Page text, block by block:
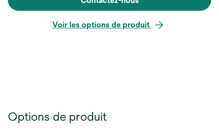
Voir les options de produit
Options de produit